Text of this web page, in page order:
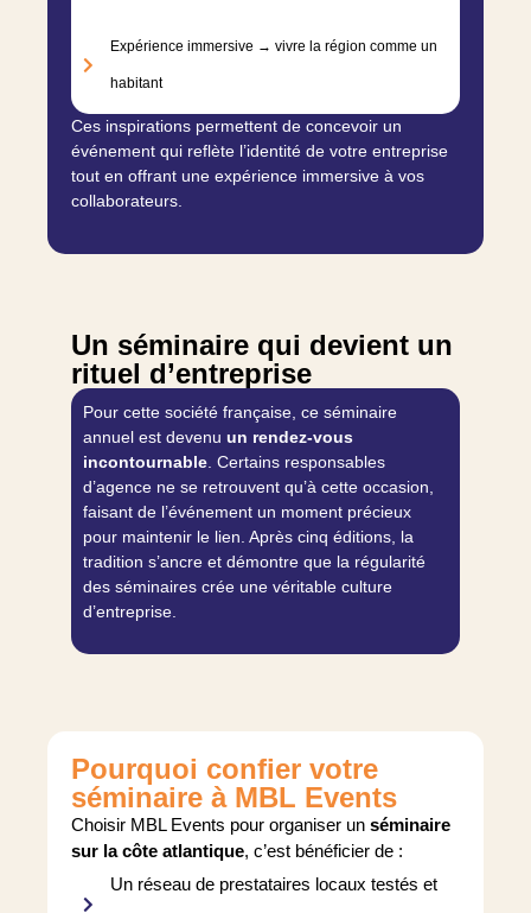
Expérience immersive → vivre la région comme un
habitant
Ces inspirations permettent de concevoir un
événement qui reflète l’identité de votre entreprise
tout en offrant une expérience immersive à vos
collaborateurs.
Un séminaire qui devient un
rituel d’entreprise
Pour cette société française, ce séminaire
annuel est devenu un rendez-vous
incontournable. Certains responsables
d’agence ne se retrouvent qu’à cette occasion,
faisant de l’événement un moment précieux
pour maintenir le lien. Après cinq éditions, la
tradition s’ancre et démontre que la régularité
des séminaires crée une véritable culture
d’entreprise.
Pourquoi confier votre
séminaire à MBL Events
Choisir MBL Events pour organiser un séminaire
sur la côte atlantique, c’est bénéficier de :
Un réseau de prestataires locaux testés et